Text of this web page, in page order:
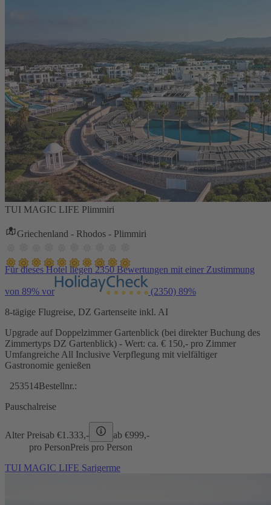
TUI MAGIC LIFE Plimmiri
Griechenland - Rhodos - Plimmiri
Für dieses Hotel liegen 2350 Bewertungen mit einer Zustimmung
von 89% vor (2350) 89%
8-tägige Flugreise, DZ Gartenseite inkl. AI
Upgrade auf Doppelzimmer Gartenblick (bei direkter Buchung des
Zimmertyps DZ Gartenblick) - Wert: ca. € 150,- pro Zimmer
Umfangreiche All Inclusive Verpflegung mit vielfältiger
Gastronomie genießen
253514Bestellnr.:
Pauschalreise
Alter Preisab €1.333,- ab €999,-
pro PersonPreis pro Person
TUI MAGIC LIFE Sarigerme